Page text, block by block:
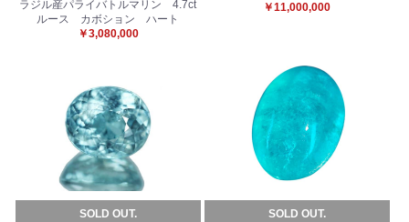
ラジル産パライバトルマリン 4.7ct
ルース カボション ハート
￥3,080,000
￥11,000,000
SOLD OUT. SOLD OUT.